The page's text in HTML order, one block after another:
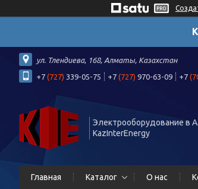
ул. Тлендиева, 168, Алматы, Казахстан
+7 (727) 339-05-75 +7 (727) 970-63-09 +7
Электрооборудование в
KazInterEnergy
Главная Каталог О нас